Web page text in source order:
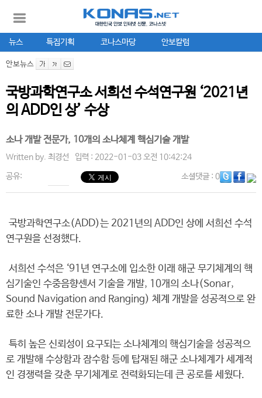
뉴스 특집기획 코나스마당 안보칼럼
안보뉴스
국방과학연구소 서희선 수석연구원 ‘2021년
의 ADD인 상’ 수상
소나 개발 전문가, 10개의 소나체계 핵심기술 개발
Written by. 최경선 입력 : 2022-01-03 오전 10:42:24
공유: 소셜댓글: 0
국방과학연구소(ADD)는 2021년의 ADD인 상에 서희선 수석
연구원을 선정했다.
서희선 수석은 ‘91년 연구소에 입소한 이래 해군 무기체계의 핵
심기술인 수중음향센서 기술을 개발, 10개의 소나(Sonar,
Sound Navigation and Ranging) 체계 개발을 성공적으로 완
료한 소나 개발 전문가다.
특히 높은 신뢰성이 요구되는 소나체계의 핵심기술을 성공적으
로 개발해 수상함과 잠수함 등에 탑재된 해군 소나체계가 세계적
인 경쟁력을 갖춘 무기체계로 전력화되는데 큰 공로를 세웠다.